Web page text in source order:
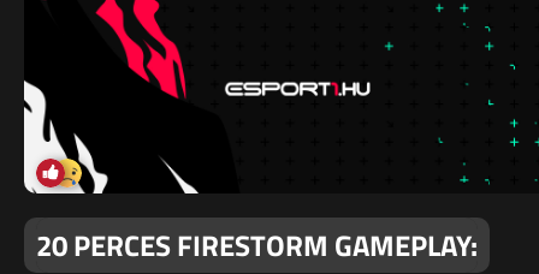
20 PERCES FIRESTORM GAMEPLAY: